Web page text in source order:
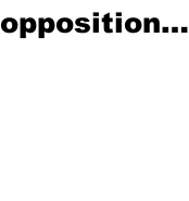
opposition…